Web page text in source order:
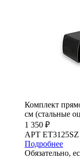
Комплект
см (стальные
1 350 ₽
АРТ ET3125SZ
Подробнее
Обязательно,